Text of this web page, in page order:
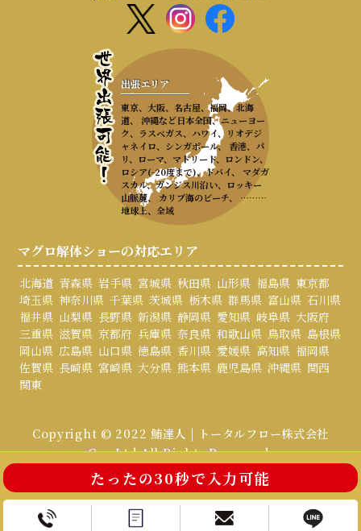
お電話はこちら お問い合わせ
たったの30秒で入力可能
出張エリア
東京、大阪、名古屋、福岡、北海
道、 沖縄など日本全国、ニューヨー
ク、ラスベガス、ハワイ、リオデジ
ャネイロ、シンガポール、 香港、パ
リ、ローマ、マドリード、ロンドン、
ロシア(-20度まで)、ドバイ、 マダガ
スカル、ガンジス川沿い、ロッキー
山脈麓、 カリブ海のビーチ、 ………
地球上、全域
マグロ解体ショーの対応エリア
北海道 青森県 岩手県 宮城県 秋田県 山形県 福島県 東京都
埼玉県 神奈川県 千葉県 茨城県 栃木県 群馬県 富山県 石川県
福井県 山梨県 長野県 新潟県 静岡県 愛知県 岐阜県 大阪府
三重県 滋賀県 京都府 兵庫県 奈良県 和歌山県 鳥取県 島根県
岡山県 広島県 山口県 徳島県 香川県 愛媛県 高知県 福岡県
佐賀県 長崎県 宮崎県 大分県 熊本県 鹿児島県 沖縄県 関西
関東
Copyright © 2022 鮪達人 | トータルフロー株式会社
Co., Ltd All Rights Reserved.